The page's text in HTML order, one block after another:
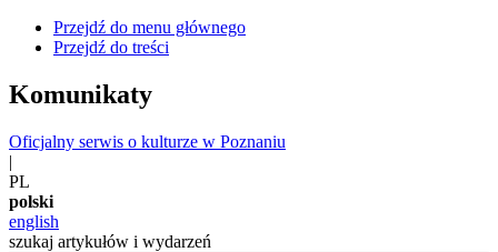
Przejdź do menu głównego
Przejdź do treści
Komunikaty
Oficjalny serwis o kulturze w Poznaniu
|
PL
polski
english
szukaj artykułów i wydarzeń